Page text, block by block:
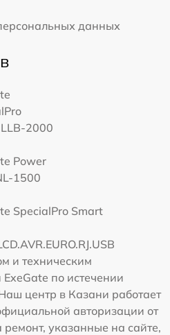
данных
2000
Power
1500
SpecialPro Smart
и техническим
по истечении
центр в Казани работает
авторизации от
указанные на сайте,